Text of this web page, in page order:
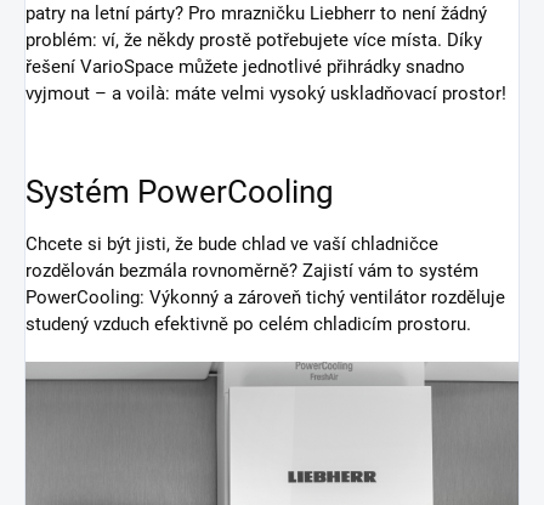
patry na letní párty? Pro mrazničku Liebherr to není žádný
problém: ví, že někdy prostě potřebujete více místa. Díky
řešení VarioSpace můžete jednotlivé přihrádky snadno
vyjmout – a voilà: máte velmi vysoký uskladňovací prostor!
Systém PowerCooling
Chcete si být jisti, že bude chlad ve vaší chladničce
rozdělován bezmála rovnoměrně? Zajistí vám to systém
PowerCooling: Výkonný a zároveň tichý ventilátor rozděluje
studený vzduch efektivně po celém chladicím prostoru.